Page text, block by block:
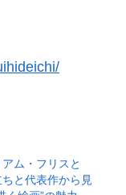
ム・フリスと
と代表作から見